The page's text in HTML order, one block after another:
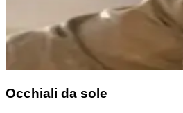
Occhiali da sole